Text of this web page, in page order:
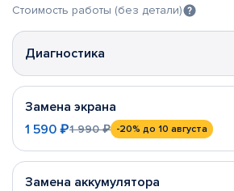
Стоимость работы (без детали)
Диагностика
Замена экрана
1 590 ₽1 990 ₽ -20% до 10 августа
Замена аккумулятора